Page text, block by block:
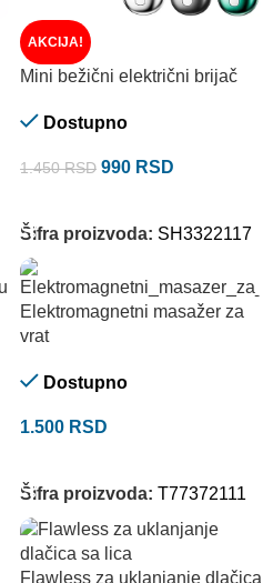
AKCIJA!
Mini bežični električni brijač
Dostupno
1.450RSD 990 RSD
Šifra proizvoda: SH3322117
Elektromagnetni masažer za
vrat
Dostupno
1.500 RSD
Šifra proizvoda: T77372111
Flawless za uklanjanje dlačica